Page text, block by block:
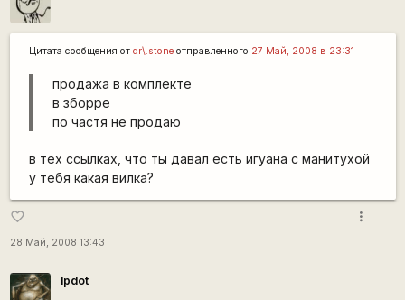
Цитата сообщения от dr\.stoneотправленного 27 Май, 2008 в 23:31
продажа в комплекте
в зборре
по частя не продаю
в тех ссылках, что ты давал есть игуана с манитухой
у тебя какая вилка?
favorite_border
28 Май, 2008 13:43
more_vert
lpdot